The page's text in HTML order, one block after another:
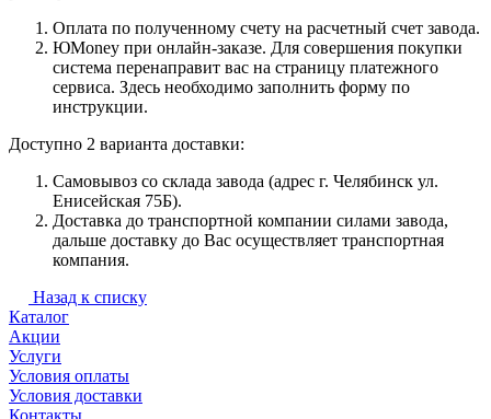
Оплата по полученному счету на расчетный счет завода.
ЮMoney при онлайн-заказе. Для совершения покупки
система перенаправит вас на страницу платежного
сервиса. Здесь необходимо заполнить форму по
инструкции.
Доступно 2 варианта доставки:
Самовывоз со склада завода (адрес г. Челябинск ул.
Енисейская 75Б).
Доставка до транспортной компании силами завода,
дальше доставку до Вас осуществляет транспортная
компания.
Назад к списку
Каталог
Акции
Услуги
Условия оплаты
Условия доставки
Контакты